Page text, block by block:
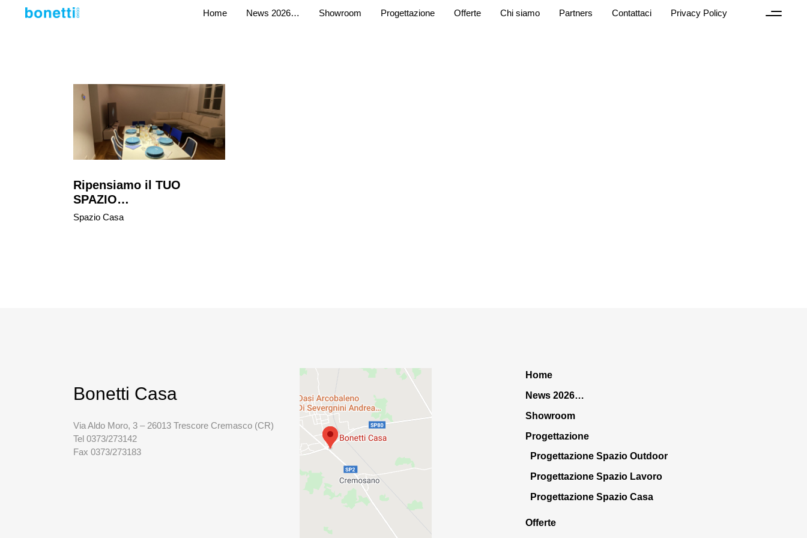
Home News 2026… Showroom Progettazione Offerte Chi siamo Partners Contattaci Privacy Policy
Ripensiamo il TUO
SPAZIO…
Spazio Casa
Bonetti Casa
Via Aldo Moro, 3 – 26013 Trescore Cremasco (CR)
Tel 0373/273142
Fax 0373/273183
Home
News 2026…
Showroom
Progettazione
Progettazione Spazio Outdoor
Progettazione Spazio Lavoro
Progettazione Spazio Casa
Offerte